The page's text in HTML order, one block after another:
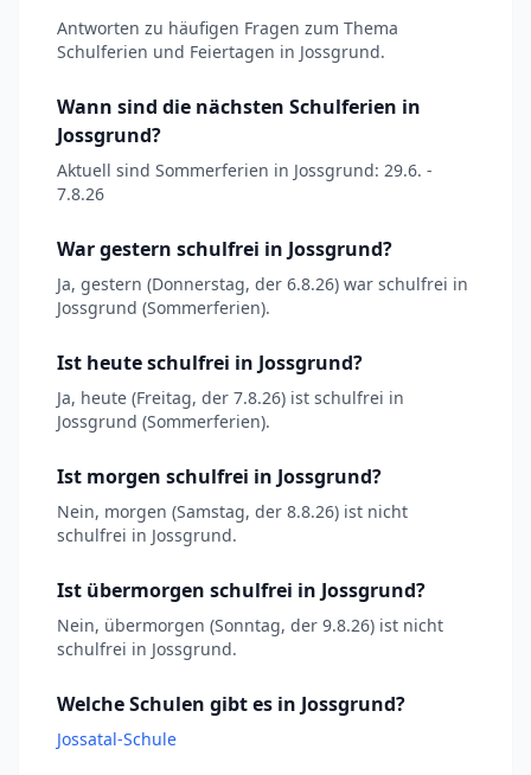
Antworten zu häufigen Fragen zum Thema
Schulferien und Feiertagen in Jossgrund.
Wann sind die nächsten Schulferien in
Jossgrund?
Aktuell sind Sommerferien in Jossgrund: 29.6. -
7.8.26
War gestern schulfrei in Jossgrund?
Ja, gestern (Donnerstag, der 6.8.26) war schulfrei in
Jossgrund (Sommerferien).
Ist heute schulfrei in Jossgrund?
Ja, heute (Freitag, der 7.8.26) ist schulfrei in
Jossgrund (Sommerferien).
Ist morgen schulfrei in Jossgrund?
Nein, morgen (Samstag, der 8.8.26) ist nicht
schulfrei in Jossgrund.
Ist übermorgen schulfrei in Jossgrund?
Nein, übermorgen (Sonntag, der 9.8.26) ist nicht
schulfrei in Jossgrund.
Welche Schulen gibt es in Jossgrund?
Jossatal-Schule